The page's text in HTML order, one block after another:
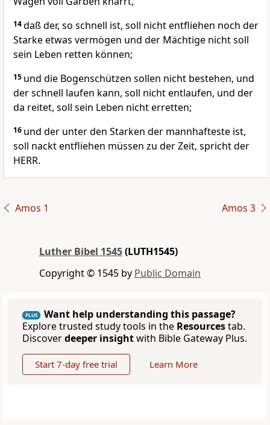
14daß der, so schnell ist, soll nicht entfliehen noch der
Starke etwas vermögen und der Mächtige nicht soll
sein Leben retten können;
15 und die Bogenschützen sollen nicht bestehen, und
der schnell laufen kann, soll nicht entlaufen, und der
da reitet, soll sein Leben nicht erretten;
16 und der unter den Starken der mannhafteste ist,
soll nackt entfliehen müssen zu der Zeit, spricht der
HERR.
Amos 1 Amos 3
Luther Bibel 1545(LUTH1545)
Copyright © 1545 by Public Domain
PLUS
Want help understanding this passage?
Explore trusted study tools in the Resourcestab.
Discoverdeeper insightwith Bible Gateway Plus.
Start 7-day free trial Learn More